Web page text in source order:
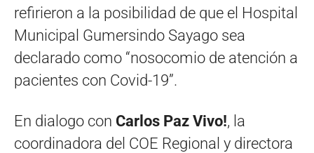
refirieron a la posibilidad de que el Hospital
Municipal Gumersindo Sayago sea
declarado como “nosocomio de atención a
pacientes con Covid-19”.
En dialogo con Carlos Paz Vivo!, la
coordinadora del COE Regional y directora